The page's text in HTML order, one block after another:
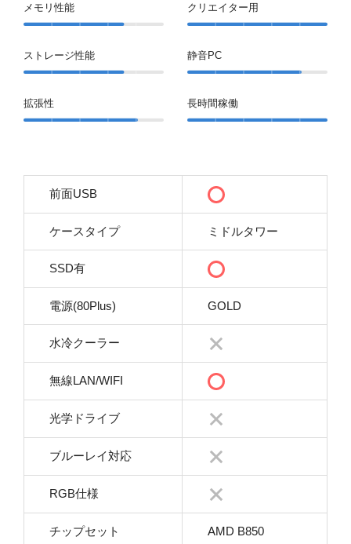
メモリ性能
ストレージ性能
拡張性
クリエイター用
静音PC
長時間稼働
前面USB
ケースタイプ ミドルタワー
SSD有
電源(80Plus) GOLD
水冷クーラー
無線LAN/WIFI
光学ドライブ
ブルーレイ対応
RGB仕様
チップセット AMD B850